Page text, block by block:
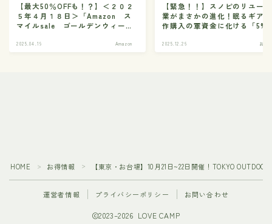
【最大50％OFFも！？】＜２０２
５年４月１８日＞「Amazon ス
マイルsale ゴールデンウィー
き価格で販売中！
2025.04.19 Amazon
【緊急！！】スノピのリユー
業がまさかの進化！眠るギア
作購入の軍資金に化ける「5%
2025.12.26 お得
HOME ＞ お得情報 ＞ 【東京・お台場】10月21日~22日開催！TOKYO
運営者情報 プライバシーポリシー お問い合わせ
2023–2026 LOVE CAMP